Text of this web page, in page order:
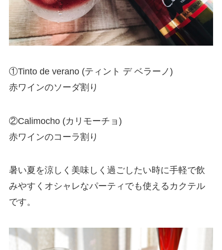
①Tinto de verano (ティント デ ベラーノ)
赤ワインのソーダ割り
②Calimocho (カリモーチョ)
赤ワインのコーラ割り
暑い夏を涼しく美味しく過ごしたい時に手軽で飲
みやすくオシャレなパーティでも使えるカクテル
です。